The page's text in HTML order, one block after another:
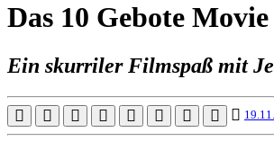
Das 10 Gebote
Ein skurriler Filmspaß mit